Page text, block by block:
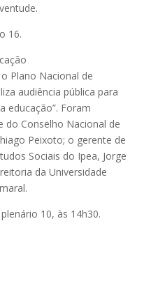
16.
Plano Nacional de
audiência pública para
educação”. Foram
do Conselho Nacional de
Peixoto; o gerente de
Sociais do Ipea, Jorge
da Universidade
10, às 14h30.